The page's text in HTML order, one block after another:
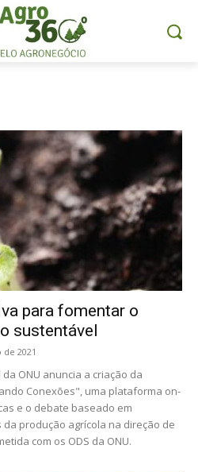
para fomentar o
sustentável
2021
ONU anuncia a criação da
Conexões", uma plataforma on-
e o debate baseado em
produção agrícola na direção de
com os ODS da ONU.